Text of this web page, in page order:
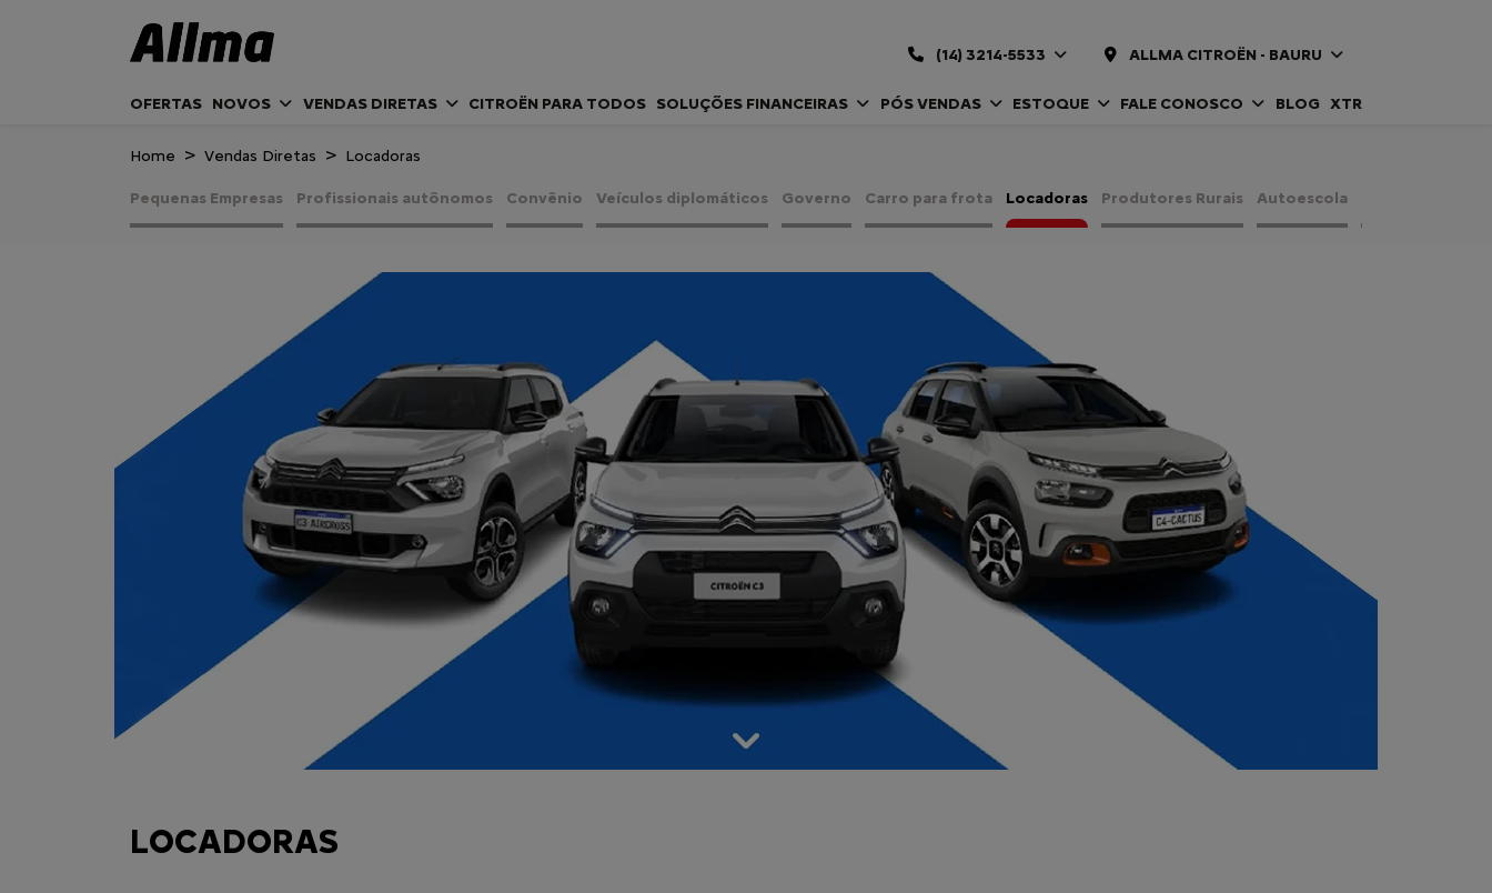
(14) 3214-5533 ALLMA CITROËN - BAURU
OFERTAS NOVOS VENDAS DIRETAS CITROËN PARA TODOS SOLUÇÕES FINANCEIRAS PÓS VENDAS ESTOQUE FALE CONOSCO BLOG XTR
Home Vendas Diretas Locadoras
Pequenas Empresas Profissionais autônomos Convênio Veículos diplomáticos Governo Carro para frota Locadoras Produtores Rurais Autoescola
LOCADORAS